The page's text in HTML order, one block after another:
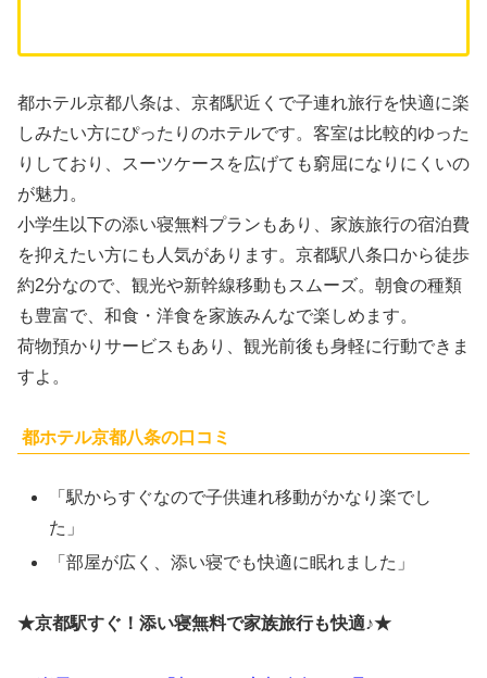
都ホテル京都八条は、京都駅近くで子連れ旅行を快適に楽
しみたい方にぴったりのホテルです。客室は比較的ゆった
りしており、スーツケースを広げても窮屈になりにくいの
が魅力。
小学生以下の添い寝無料プランもあり、家族旅行の宿泊費
を抑えたい方にも人気があります。京都駅八条口から徒歩
約2分なので、観光や新幹線移動もスムーズ。朝食の種類
も豊富で、和食・洋食を家族みんなで楽しめます。
荷物預かりサービスもあり、観光前後も身軽に行動できま
すよ。
都ホテル京都八条の口コミ
「駅からすぐなので子供連れ移動がかなり楽でし
た」
「部屋が広く、添い寝でも快適に眠れました」
★京都駅すぐ！添い寝無料で家族旅行も快適♪★